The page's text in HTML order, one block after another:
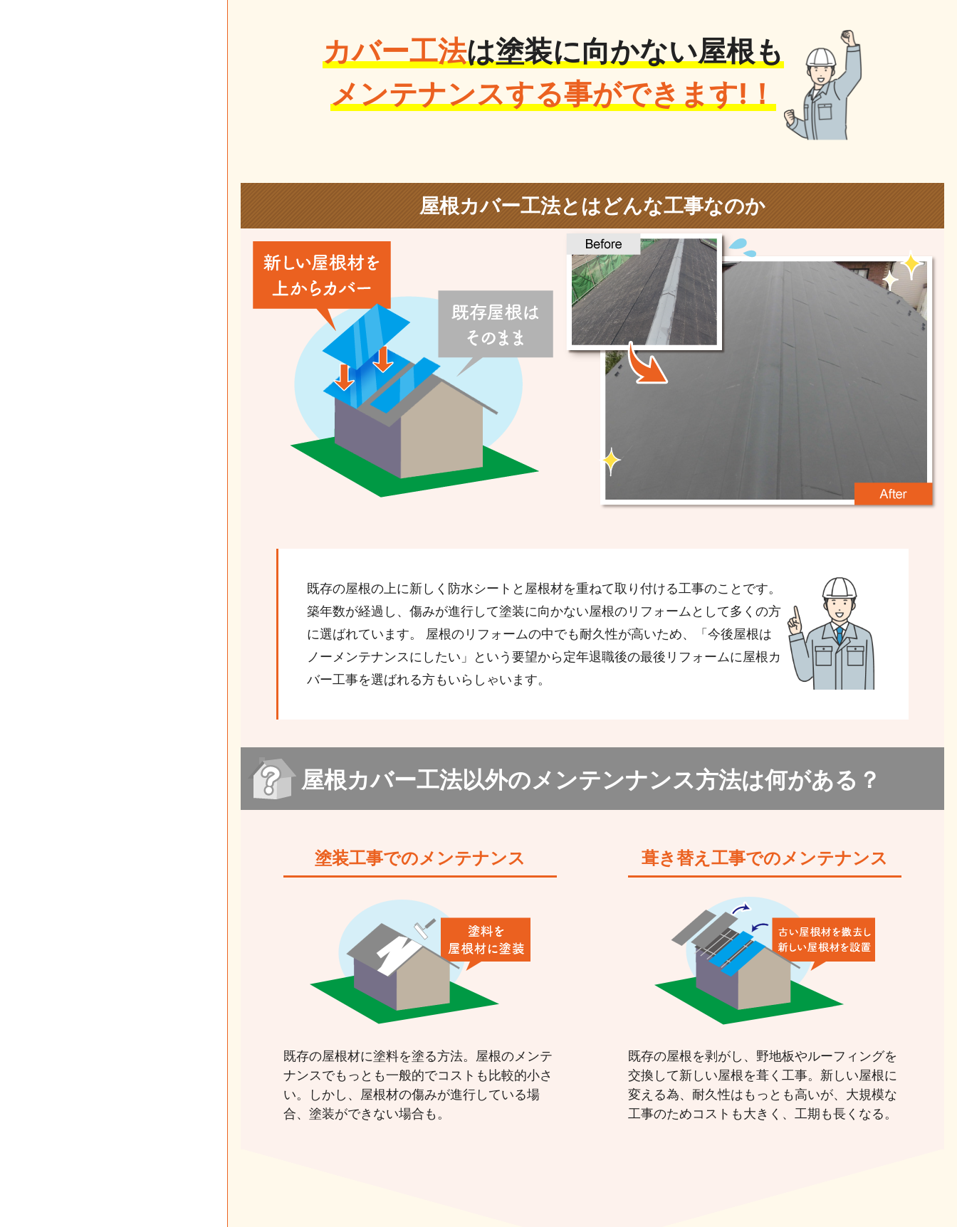
カバー工法は塗装に向かない屋根も
メンテナンスする事ができます!！
屋根カバー工法とはどんな工事なのか
既存の屋根の上に新しく防水シートと屋根材を重ねて取り付ける工事のことです。
築年数が経過し、傷みが進行して塗装に向かない屋根のリフォームとして多くの方
に選ばれています。 屋根のリフォームの中でも耐久性が高いため、「今後屋根は
ノーメンテナンスにしたい」という要望から定年退職後の最後リフォームに屋根カ
バー工事を選ばれる方もいらしゃいます。
屋根カバー工法以外のメンテンナンス方法は何がある？
塗装工事でのメンテナンス
既存の屋根材に塗料を塗る方法。屋根のメンテ
ナンスでもっとも一般的でコストも比較的小さ
い。しかし、屋根材の傷みが進行している場
合、塗装ができない場合も。
葺き替え工事でのメンテナンス
既存の屋根を剥がし、野地板やルーフィングを
交換して新しい屋根を葺く工事。新しい屋根に
変える為、耐久性はもっとも高いが、大規模な
工事のためコストも大きく、工期も長くなる。